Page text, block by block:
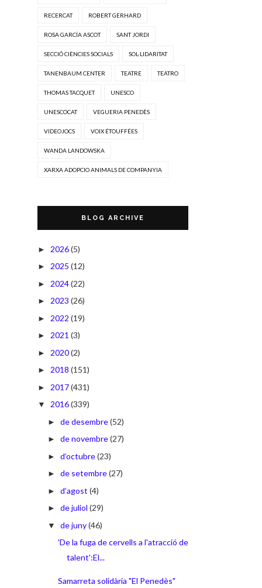
RECERCAT ROBERT GERHARD
ROSA GARCÍA ASCOT SANT JORDI
SECCIÓ CIÈNCIES SOCIALS SOL·LIDARITAT
TANENBAUM CENTER TEATRE TEATRO
THOMAS TACQUET UNESCO
UNESCOCAT VEGUERIA PENEDÈS
VIDEOJOCS VOIX ÉTOUFFÉES
WANDA LANDOWSKA
XARXA ADOPCIO ANIMALS DE COMPANYIA
BLOG ARCHIVE
► 2026(5)
► 2025 (12)
► 2024(22)
► 2023 (26)
► 2022 (19)
► 2021 (3)
► 2020(2)
► 2018 (151)
► 2017(431)
▼ 2016(339)
► de desembre(52)
► de novembre(27)
► d’octubre(23)
► de setembre(27)
► d’agost (4)
► de juliol (29)
▼ de juny(46)
'De la fuga de cervells a l'atracció de
talent':El...
Samarreta solidària "El Penedès"